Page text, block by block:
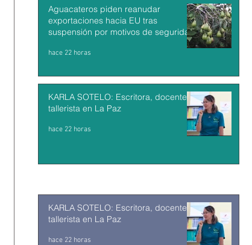
Aguacateros piden reanudar
exportaciones hacia EU tras
suspensión por motivos de seguridad
hace 22 horas
KARLA SOTELO: Escritora, docente y
tallerista en La Paz
hace 22 horas
KARLA SOTELO: Escritora, docente y
tallerista en La Paz
hace 22 horas